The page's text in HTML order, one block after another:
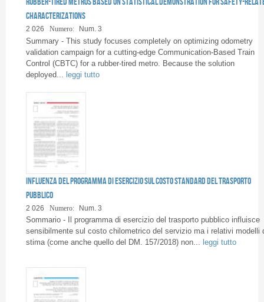
characterizations
2 026 Numero: Num. 3
Summary - This study focuses completely on optimizing odometry
validation campaign for a cutting-edge Communication-Based Train
Control (CBTC) for a rubber-tired metro. Because the solution
deployed... leggi tutto
Influenza del programma di esercizio sul costo standard del trasporto
pubblico
2 026 Numero: Num. 3
Sommario - Il programma di esercizio del trasporto pubblico influisce
sensibilmente sul costo chilometrico del servizio ma i relativi modelli
stima (come anche quello del DM. 157/2018) non... leggi tutto